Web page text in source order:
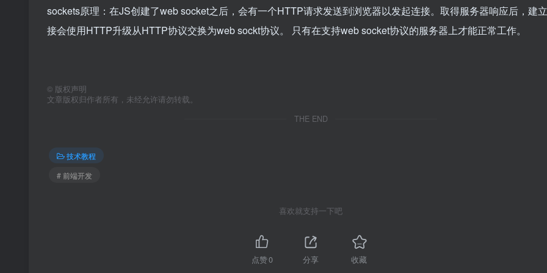
sockets原理：在JS创建了web socket之后，会有一个HTTP请求发送到浏览器以发起连接。取得服务器响应后，建
接会使用HTTP升级从HTTP协议交换为web sockt协议。 只有在支持web socket协议的服务器上才能正常工作。
© 版权声明
文章版权归作者所有，未经允许请勿转载。
THE END
技术教程
# 前端开发
喜欢就支持一下吧
点赞0 分享 收藏